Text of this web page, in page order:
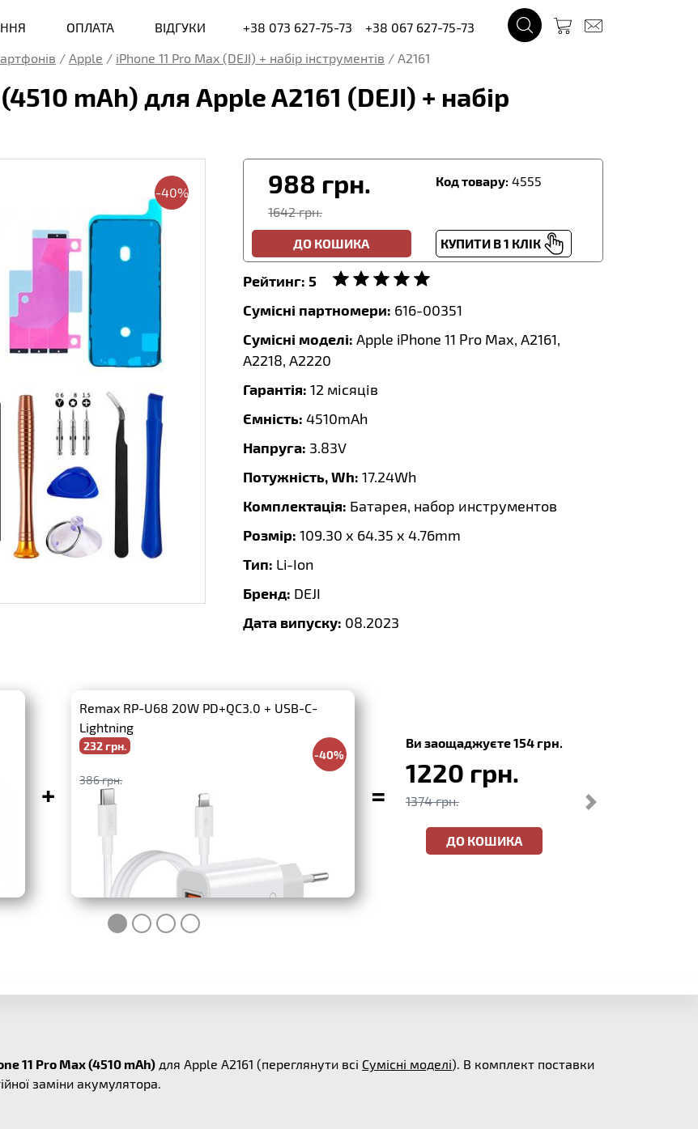
ОПЛАТА ВІДГУКИ +38 073 627-75-73
+38 067 627-75-73
/ Apple / iPhone 11 Pro Max (DEJI) + набір інструментів / A2161
mAh) для Apple A2161 (DEJI) + набір
-40% 988 грн.
1642 грн.
Код товару: 4555
ДО КОШИКА КУПИТИ В 1 КЛІК
Рейтинг: 5
Сумісні партномери: 616-00351
Сумісні моделі: Apple iPhone 11 Pro Max, A2161,
A2218, A2220
Гарантія: 12 місяців
Ємність: 4510mAh
Напруга: 3.83V
Потужність, Wh: 17.24Wh
Комплектація: Батарея, набор инструментов
Розмір: 109.30 x 64.35 x 4.76mm
Тип: Li-Ion
Бренд: DEJI
Дата випуску: 08.2023
+
Remax RP-U68 20W PD+QC3.0 + USB-C-
Lightning
232 грн.
-40%
386 грн. =
Ви заощаджуєте 154 грн.
1220 грн.
1374 грн.
ДО КОШИКА
11 Pro Max (4510 mAh) для Apple A2161 (переглянути всі Сумісні моделі). В комплект поставки
заміни акумулятора.